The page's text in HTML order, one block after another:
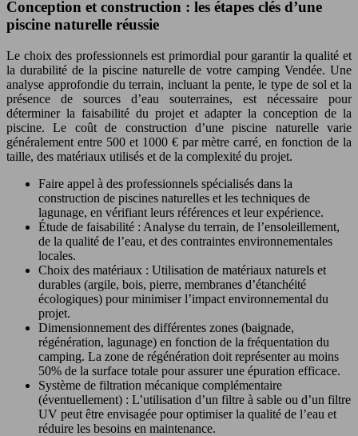
Conception et construction : les étapes clés d’une
piscine naturelle réussie
Le choix des professionnels est primordial pour garantir la qualité et
la durabilité de la piscine naturelle de votre camping Vendée. Une
analyse approfondie du terrain, incluant la pente, le type de sol et la
présence de sources d’eau souterraines, est nécessaire pour
déterminer la faisabilité du projet et adapter la conception de la
piscine. Le coût de construction d’une piscine naturelle varie
généralement entre 500 et 1000 € par mètre carré, en fonction de la
taille, des matériaux utilisés et de la complexité du projet.
Faire appel à des professionnels spécialisés dans la
construction de piscines naturelles et les techniques de
lagunage, en vérifiant leurs références et leur expérience.
Étude de faisabilité : Analyse du terrain, de l’ensoleillement,
de la qualité de l’eau, et des contraintes environnementales
locales.
Choix des matériaux : Utilisation de matériaux naturels et
durables (argile, bois, pierre, membranes d’étanchéité
écologiques) pour minimiser l’impact environnemental du
projet.
Dimensionnement des différentes zones (baignade,
régénération, lagunage) en fonction de la fréquentation du
camping. La zone de régénération doit représenter au moins
50% de la surface totale pour assurer une épuration efficace.
Système de filtration mécanique complémentaire
(éventuellement) : L’utilisation d’un filtre à sable ou d’un filtre
UV peut être envisagée pour optimiser la qualité de l’eau et
réduire les besoins en maintenance.